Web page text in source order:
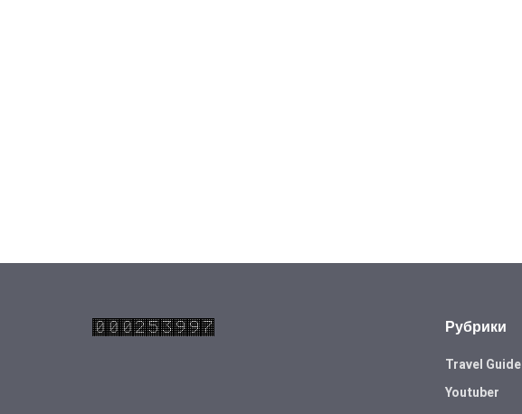
Рубрики
Travel Guide
Youtuber